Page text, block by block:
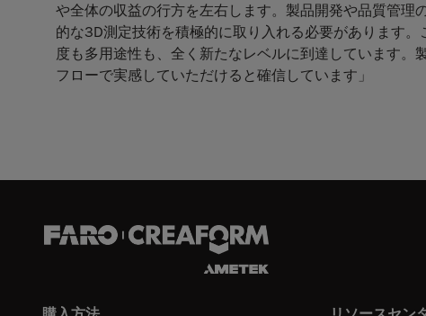
や全体の収益の行方を左右します。製品開発や品質管理
的な3D測定技術を積極的に取り入れる必要があります
度も多用途性も、全く新たなレベルに到達しています。
フローで実感していただけると確信しています」